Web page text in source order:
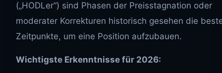
(„HODLer“) sind Phasen der Preisstagnation oder
moderater Korrekturen historisch gesehen die
Zeitpunkte, um eine Position aufzubauen.
Wichtigste Erkenntnisse für 2026: